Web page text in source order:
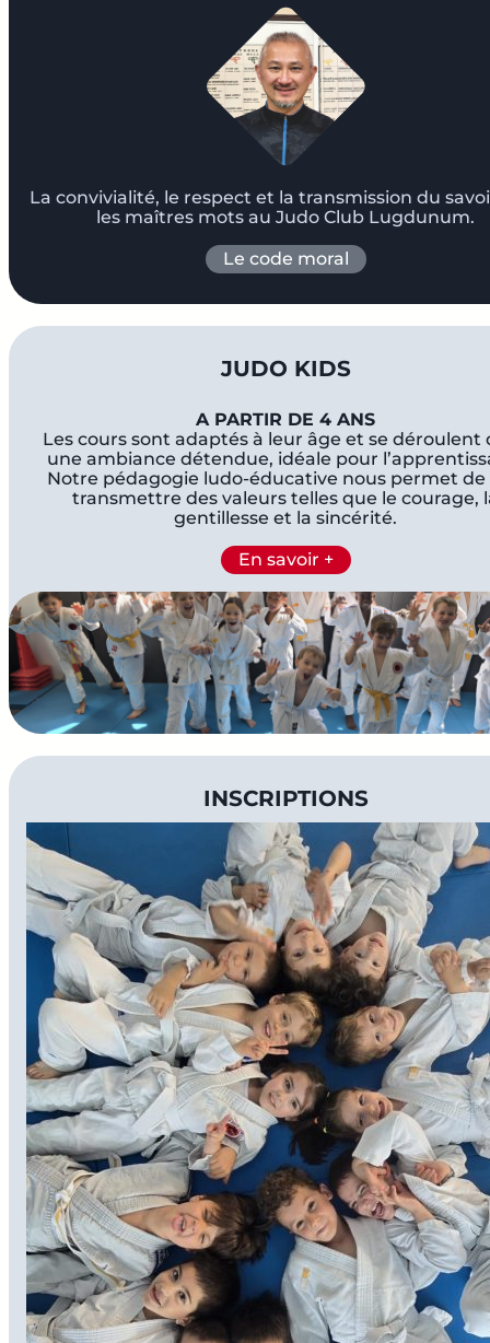
La convivialité, le respect et la transmission du
les maîtres mots au Judo Club Lugdunum.
Le code moral
JUDO KIDS
A PARTIR DE 4 ANS
Les cours sont adaptés à leur âge et se déroulent
une ambiance détendue, idéale pour
Notre pédagogie ludo-éducative nous permet de
transmettre des valeurs telles que le courage,
gentillesse et la sincérité.
En savoir +
.
INSCRIPTIONS